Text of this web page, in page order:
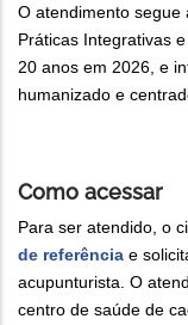
O atendimento segue
Práticas Integrativas
20 anos em 2026, e
humanizado e
Como acessar
Para ser atendido, o
de referência e
acupunturista. O
centro de saúde de